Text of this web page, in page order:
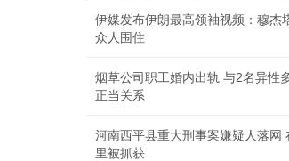
伊媒发布伊朗最高领袖视频：穆杰
众人围住
烟草公司职工婚内出轨 与2名异性
正当关系
河南西平县重大刑事案嫌疑人落网
里被抓获